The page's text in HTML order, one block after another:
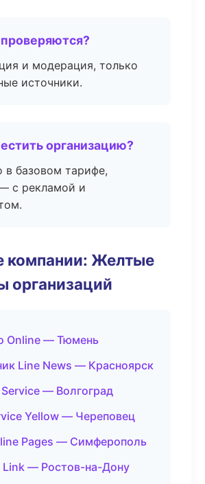
и модерация, только
источники.
организацию?
в базовом тарифе,
с рекламой и
компании: Желтые
организаций
Online — Тюмень
Line News — Красноярск
— Волгоград
Yellow — Череповец
Pages — Симферополь
Link — Ростов-на-Дону